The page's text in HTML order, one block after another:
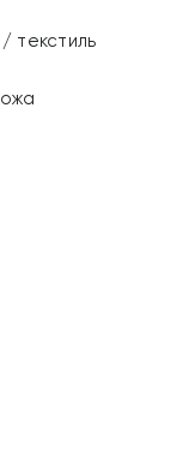
текстиль